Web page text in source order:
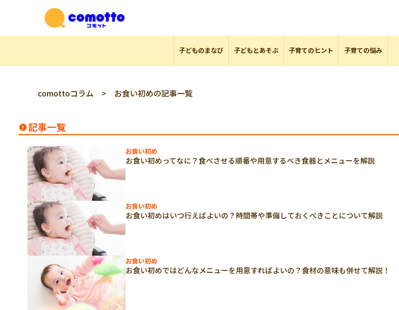
子どものまなび 子どもとあそぶ 子育てのヒント 子育ての悩み
comottoコラム > お食い初めの記事一覧
記事一覧
お食い初め
お食い初めってなに？食べさせる順番や用意するべき食器とメニューを解説
お食い初め
お食い初めはいつ行えばよいの？時間帯や準備しておくべきことについて解説
お食い初め
お食い初めではどんなメニューを用意すればよいの？食材の意味も併せて解説！